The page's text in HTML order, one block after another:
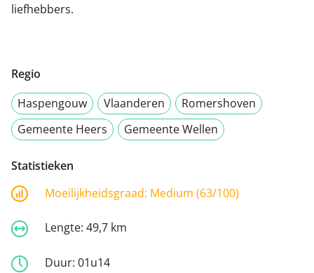
liefhebbers.
Regio
Haspengouw
Vlaanderen
Romershoven
Gemeente Heers
Gemeente Wellen
Statistieken
Moeilijkheidsgraad: Medium (63/100)
Lengte: 49,7 km
Duur: 01u14